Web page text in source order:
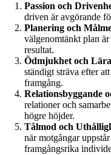
Passion och
driven är avgörande
Planering och
välgenomtänkt plan
resultat.
Ödmjukhet och
ständigt sträva efter
framgång.
Relationsbyggande
relationer och
högre höjder.
Tålmod och
när motgångar
framgångsrika